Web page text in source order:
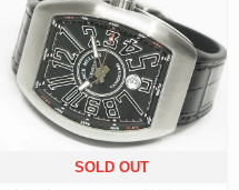
SOLD OUT